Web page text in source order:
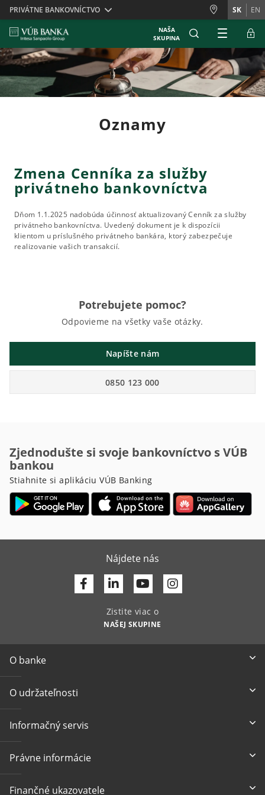
Skiplinks
PRIVÁTNE BANKOVNÍCTVO SK EN
NAŠA
SKUPINA
Oznamy
Zmena Cenníka za služby
privátneho bankovníctva
Dňom 1.1.2025 nadobúda účinnosť aktualizovaný Cenník za služby
privátneho bankovníctva. Uvedený dokument je k dispozícii
klientom u príslušného privátneho bankára, ktorý zabezpečuje
realizovanie vašich transakcií.
Potrebujete pomoc?
Odpovieme na všetky vaše otázky.
Napíšte nám
0850 123 000
Zjednodušte si svoje bankovníctvo s VÚB
bankou
Stiahnite si aplikáciu VÚB Banking
Nájdete nás
Facebook
LinkedinYoutube
Zistite viac o
NAŠEJ SKUPINE
O banke
O udržateľnosti
Informačný servis
Právne informácie
Finančné ukazovatele